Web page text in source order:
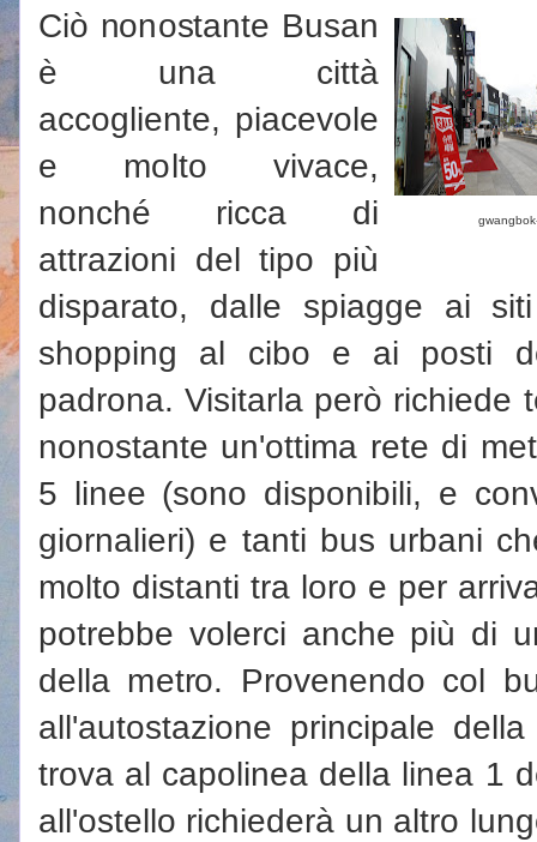
Ciò nonostante Busan
è una città
accogliente, piacevole
e molto vivace,
nonché ricca di
attrazioni del tipo più
disparato, dalle spiagge ai
shopping al cibo e ai posti
padrona. Visitarla però richiede
nonostante un'ottima rete di
5 linee (sono disponibili, e
giornalieri) e tanti bus urbani
molto distanti tra loro e per
potrebbe volerci anche più di
della metro. Provenendo col
all'autostazione principale
trova al capolinea della linea 1
all'ostello richiederà un altro